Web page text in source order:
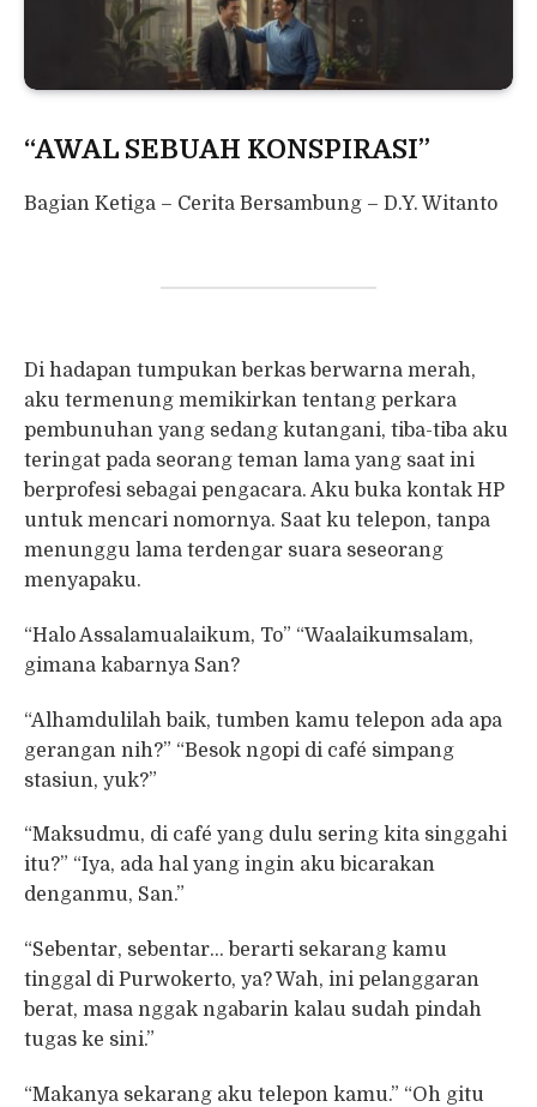
“AWAL SEBUAH KONSPIRASI”
Bagian Ketiga – Cerita Bersambung – D.Y. Witanto
Di hadapan tumpukan berkas berwarna merah,
aku termenung memikirkan tentang perkara
pembunuhan yang sedang kutangani, tiba-tiba aku
teringat pada seorang teman lama yang saat ini
berprofesi sebagai pengacara. Aku buka kontak HP
untuk mencari nomornya. Saat ku telepon, tanpa
menunggu lama terdengar suara seseorang
menyapaku.
“Halo Assalamualaikum, To” “Waalaikumsalam,
gimana kabarnya San?
“Alhamdulilah baik, tumben kamu telepon ada apa
gerangan nih?” “Besok ngopi di café simpang
stasiun, yuk?”
“Maksudmu, di café yang dulu sering kita singgahi
itu?” “Iya, ada hal yang ingin aku bicarakan
denganmu, San.”
“Sebentar, sebentar… berarti sekarang kamu
tinggal di Purwokerto, ya? Wah, ini pelanggaran
berat, masa nggak ngabarin kalau sudah pindah
tugas ke sini.”
“Makanya sekarang aku telepon kamu.” “Oh gitu